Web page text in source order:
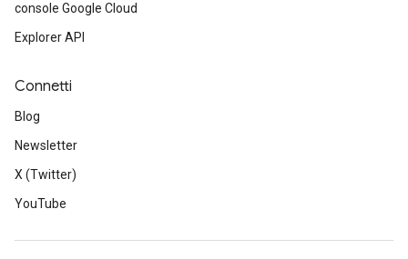
console Google Cloud
Explorer API
Connetti
Blog
Newsletter
X (Twitter)
YouTube